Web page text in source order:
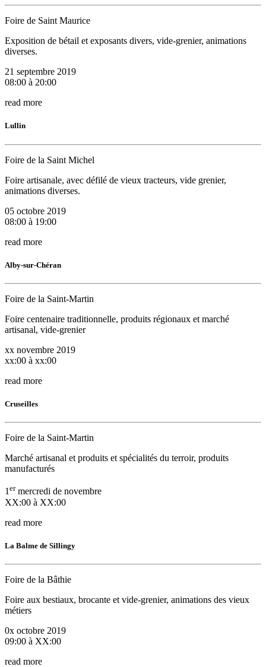
Foire de Saint Maurice
Exposition de bétail et exposants divers, vide-grenier, animations
diverses.
21 septembre 2019
08:00 à 20:00
read more
Lullin
Foire de la Saint Michel
Foire artisanale, avec défilé de vieux tracteurs, vide grenier,
animations diverses.
05 octobre 2019
08:00 à 19:00
read more
Alby-sur-Chéran
Foire de la Saint-Martin
Foire centenaire traditionnelle, produits régionaux et marché
artisanal, vide-grenier
xx novembre 2019
xx:00 à xx:00
read more
Cruseilles
Foire de la Saint-Martin
Marché artisanal et produits et spécialités du terroir, produits
manufacturés
1ermercredi de novembre
XX:00 à XX:00
read more
La Balme de Sillingy
Foire de la Bâthie
Foire aux bestiaux, brocante et vide-grenier, animations des vieux
métiers
0x octobre 2019
09:00 à XX:00
read more